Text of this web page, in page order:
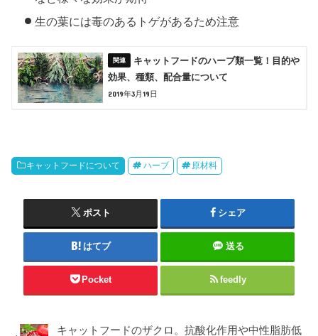
生の葉には毒のあるトゲがあるため注意
キャットフードのハーブ類一覧！目的や
効果、種類、配合量について
2019年3月19日
キャットフードについて ハーブ 原材料
ポスト シェア
はてブ 送る
Pocket feedly
キャットフードのザクロ。抗酸化作用や中性脂肪低